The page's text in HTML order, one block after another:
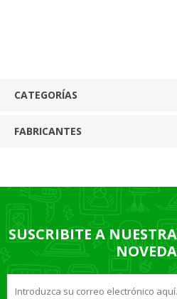
CATEGORÍAS
FABRICANTES
SUSCRIBITE A